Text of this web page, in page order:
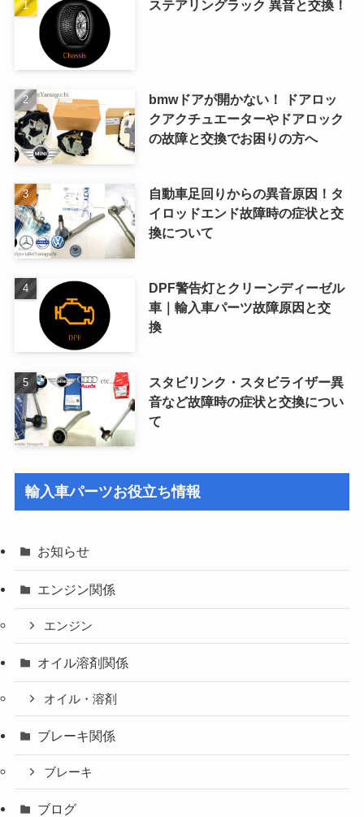
ステアリングラック 異音と交換！
bmwドアが開かない！ ドアロッ
クアクチュエーターやドアロック
の故障と交換でお困りの方へ
自動車足回りからの異音原因！タ
イロッドエンド故障時の症状と交
換について
DPF警告灯とクリーンディーゼル
車｜輸入車パーツ故障原因と交
換
スタビリンク・スタビライザー異
音など故障時の症状と交換につい
て
輸入車パーツお役立ち情報
お知らせ
エンジン関係
エンジン
オイル溶剤関係
オイル・溶剤
ブレーキ関係
ブレーキ
ブログ